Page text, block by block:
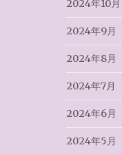
2024年10月
2024年9月
2024年8月
2024年7月
2024年6月
2024年5月